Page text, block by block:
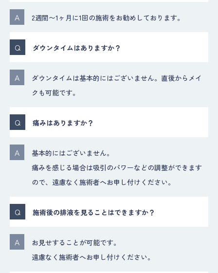
2週間〜1ヶ月に1回の施術をお勧めしております。
ダウンタイムはありますか？
ダウンタイムは基本的にはございません。直後からメイ
クも可能です。
痛みはありますか？
基本的にはございません。
痛みを感じる場合は吸引のパワーなどの調整ができます
ので、遠慮なく施術者へお申し付けください。
施術後の排液を見ることはできますか？
お見せすることが可能です。
遠慮なく施術者へお申し付けください。